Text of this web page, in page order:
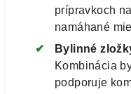
prípravkoch
namáhané
Bylinné
Kombinácia
podporuje